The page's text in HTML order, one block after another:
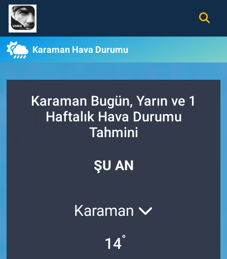
Karaman Hava Durumu
Karaman Bugün, Yarın ve 1
Haftalık Hava Durumu
Tahmini
ŞU AN
Karaman
14°
Gündem
Ekonomi
Magazin
Nöbetçi Eczaneler
Hava Durumu
Trafik Durumu